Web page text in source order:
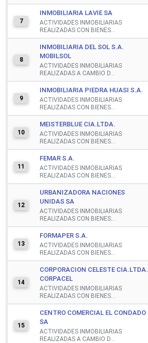
7
INMOBILIARIA LAVIE SA
ACTIVIDADES INMOBILIARIAS
REALIZADAS CON BIENES...
8
INMOBILIARIA DEL SOL S.A.
MOBILSOL
ACTIVIDADES INMOBILIARIAS
REALIZADAS A CAMBIO D...
9
INMOBILIARIA PIEDRA HUASI S.A.
ACTIVIDADES INMOBILIARIAS
REALIZADAS CON BIENES...
10
MEISTERBLUE CIA.LTDA.
ACTIVIDADES INMOBILIARIAS
REALIZADAS CON BIENES...
11
FEMAR S.A.
ACTIVIDADES INMOBILIARIAS
REALIZADAS CON BIENES...
12
URBANIZADORA NACIONES
UNIDAS SA
ACTIVIDADES INMOBILIARIAS
REALIZADAS CON BIENES...
13
FORMAPER S.A.
ACTIVIDADES INMOBILIARIAS
REALIZADAS CON BIENES...
14
CORPORACION CELESTE CIA.LTDA.
CORPACEL
ACTIVIDADES INMOBILIARIAS
REALIZADAS CON BIENES...
15
CENTRO COMERCIAL EL CONDADO
SA
ACTIVIDADES INMOBILIARIAS
REALIZADAS A CAMBIO D...